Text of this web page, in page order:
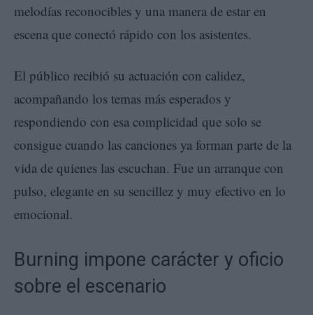
melodías reconocibles y una manera de estar en
escena que conectó rápido con los asistentes.
El público recibió su actuación con calidez,
acompañando los temas más esperados y
respondiendo con esa complicidad que solo se
consigue cuando las canciones ya forman parte de la
vida de quienes las escuchan. Fue un arranque con
pulso, elegante en su sencillez y muy efectivo en lo
emocional.
Burning impone carácter y oficio
sobre el escenario